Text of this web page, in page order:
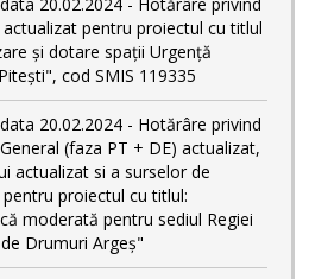
pentru proiectul cu titlul
și dotare spații Urgență
cod SMIS 119335
20.02.2024 - Hotărâre privind
(faza PT + DE) actualizat,
actualizat si a surselor de
proiectul cu titlul:
moderată pentru sediul Regiei
Drumuri Argeș"